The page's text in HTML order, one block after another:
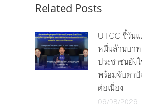
Related Posts
UTCC ชี้วัน
หมื่นล้านบา
ประชาชนยัง
พร้อมจับตา
ต่อเนื่อง
06/08/2026